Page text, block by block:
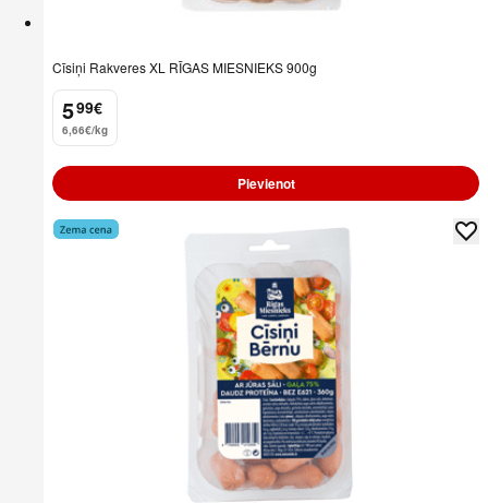
Cīsiņi Rakveres XL RĪGAS MIESNIEKS 900g
5
. 99€
6,66€/kg
Pievienot